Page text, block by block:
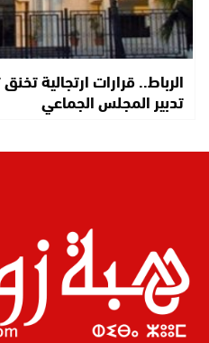
الرباط.. قرارات ارتجالية
تدبير المجلس الجماعي